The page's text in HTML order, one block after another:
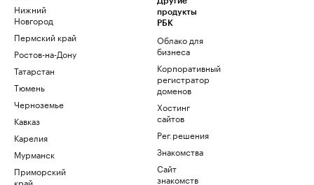
Нижний
Новгород
Пермский край
Ростов-на-Дону
Татарстан
Тюмень
Черноземье
Кавказ
Карелия
Мурманск
Приморский
край
продукты
РБК
Облако для
бизнеса
Корпоративный
регистратор
доменов
Хостинг
сайтов
Рег.решения
Знакомства
Сайт
знакомств